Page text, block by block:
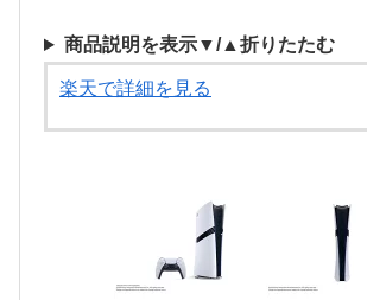
商品説明を表示▼/▲折りたたむ
楽天で詳細を見る